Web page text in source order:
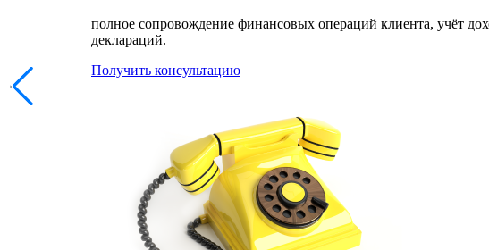
полное сопровождение финансовых операций клиента, учёт
деклараций.
Получить консультацию